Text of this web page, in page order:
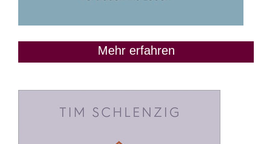
Mehr erfahren